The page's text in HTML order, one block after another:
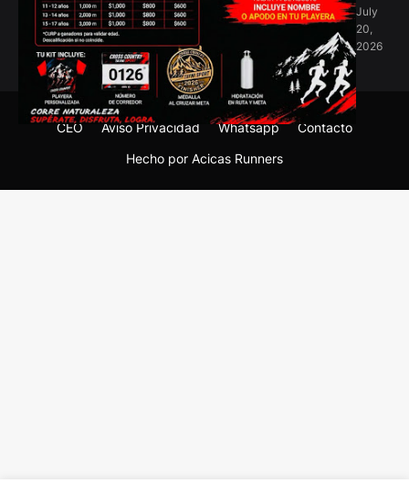
July
20,
2026
Hecho por Acicas Runners
CEO Aviso Privacidad Whatsapp Contacto